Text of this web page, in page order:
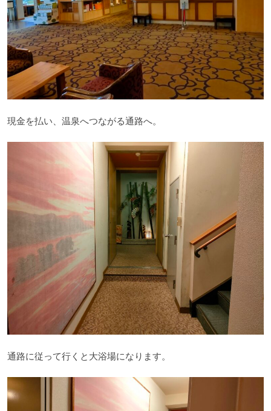
現金を払い、温泉へつながる通路へ。
通路に従って行くと大浴場になります。